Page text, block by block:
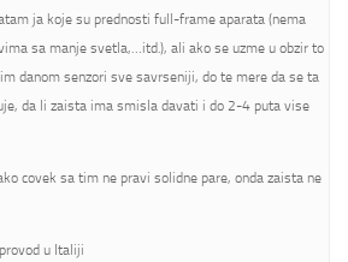
ja koje su prednosti full-frame aparata (nema
sa manje svetla,…itd.), ali ako se uzme u obzir to
danom senzori sve savrseniji, do te mere da se ta
da li zaista ima smisla davati i do 2-4 puta vise
covek sa tim ne pravi solidne pare, onda zaista ne
u Italiji